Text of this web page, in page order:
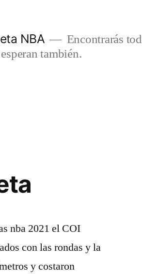
NBA
Encontrarás
también.
nba 2021 el COI
con las rondas y la
y costaron